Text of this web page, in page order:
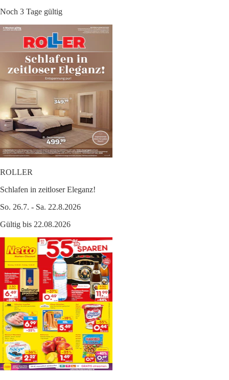
Noch 3 Tage gültig
ROLLER
Schlafen in zeitloser Eleganz!
So. 26.7. - Sa. 22.8.2026
Gültig bis 22.08.2026